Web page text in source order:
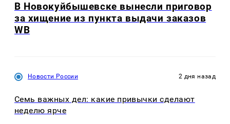
В Новокуйбышевске вынесли приговор
за хищение из пункта выдачи заказов
WB
Новости России 2 дня назад
Семь важных дел: какие привычки сделают
неделю ярче